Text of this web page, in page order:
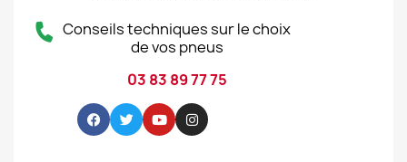
Conseils techniques sur le choix
de vos pneus
03 83 89 77 75